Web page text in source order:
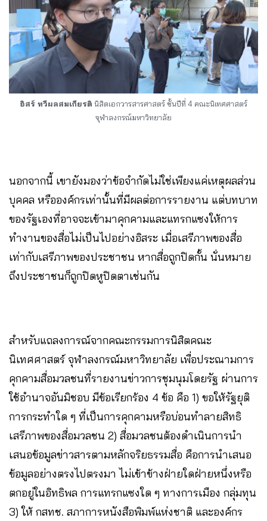
อิสร์ ทวีผลสมเกียรติ นิสิตเอกวารสารศาสตร์ ชั้นปีที่ 4 คณะนิเทศศาสตร์
จุฬาลงกรณ์มหาวิทยาลัย
นอกจากนี้ เขายังมองว่าข้อจำกัดไม่ใช่เพียงแค่เหตุผลส่วน
บุคคล หรือองค์กรเท่านั้นที่มีผลต่อการรายงาน แต่บทบาท
ของรัฐเองที่อาจจะเข้ามาคุกคามและแทรกแซงให้การ
ทำงานของสื่อไม่เป็นไปอย่างอิสระ เมื่อเสรีภาพของสื่อ
เท่ากับเสรีภาพของประชาชน หากสื่อถูกปิดกั้น นั่นหมาย
ถึงประชาชนก็ถูกปิดหูปิดตาเช่นกัน
สำหรับแถลงการณ์จากคณะกรรมการนิสิตคณะ
นิเทศศาสตร์ จุฬาลงกรณ์มหาวิทยาลัย เพื่อประณามการ
คุกคามสื่อมวลชนที่รายงานข่าวการชุมนุมโดยรัฐ ผ่านการ
ใช้อำนาจอันมิชอบ มีข้อเรียกร้อง 4 ข้อ คือ 1) ขอให้รัฐยุติ
การกระทำใด ๆ ที่เป็นการคุกคามหรือบ่อนทำลายสิทธิ
เสรีภาพของสื่อมวลชน 2) สื่อมวลชนต้องดำเนินการนำ
เสนอข้อมูลข่าวสารตามหลักจริยธรรมสื่อ คือการนำเสนอ
ข้อมูลอย่างตรงไปตรงมา ไม่เข้าข้างฝ่ายใดฝ่ายหนึ่งหรือ
ตกอยู่ในอิทธิพล การแทรกแซงใด ๆ ทางการเมือง กลุ่มทุน
3) ให้ กสทช. สภาการหนังสือพิมพ์แห่งชาติ และองค์กร